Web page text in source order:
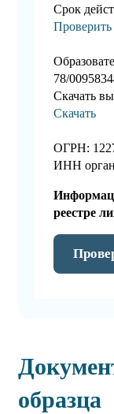
Срок
78/
Скачать
Скачать
ОГРН:
ИНН
реестре
образца